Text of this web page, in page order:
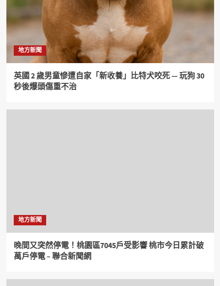
地方新聞
英國 2 歲男童慘遭自家「新收養」比特犬咬死 — 玩狗 30
秒後爆頭傷重不治
地方新聞
晚間又突然停電！桃園區7045戶受影響 桃市今日累計破
萬戶停電 – 聯合新聞網